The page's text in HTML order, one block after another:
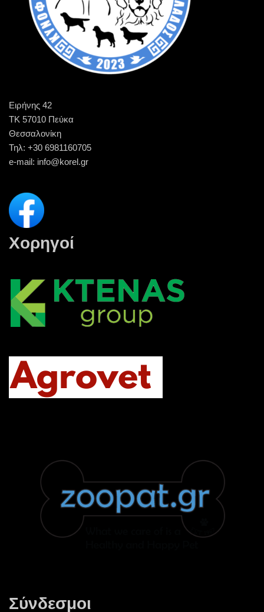
Ειρήνης 42
ΤΚ 57010 Πεύκα
Θεσσαλονίκη
Τηλ: +30 6981160705
e-mail: info@korel.gr
Χορηγοί
Σύνδεσμοι